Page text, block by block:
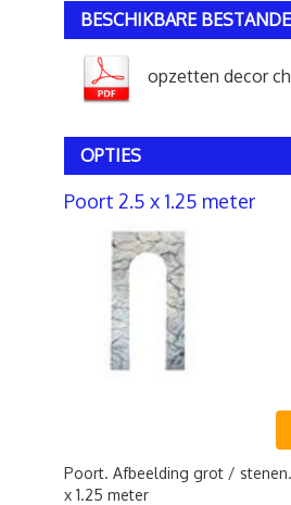
BESCHIKBARE
opzetten decor
OPTIES
Poort 2.5 x 1.25 meter
Poort. Afbeelding grot /
x 1.25 meter